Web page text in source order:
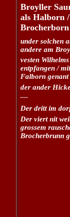
Broyller
als Halborn
Brocherborn
under solchen
andere am
vesten
entpfangen /
Falborn genant
der ander
....
Der dritt im
Der viert nit
grossem
Brocherbrunn